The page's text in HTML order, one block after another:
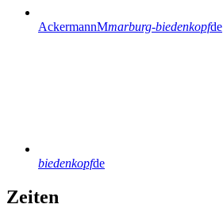
AckermannMmarburg-biedenkopfde
biedenkopfde
Zeiten